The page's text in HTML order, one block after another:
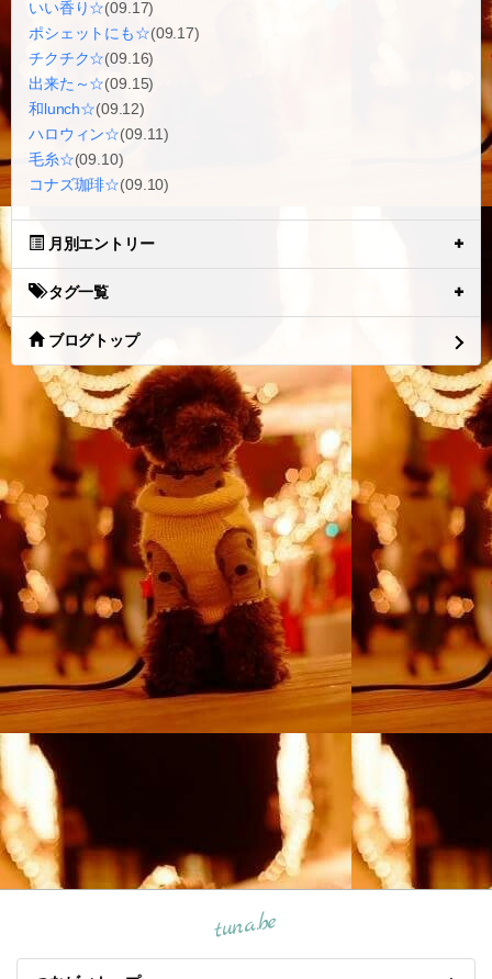
いい香り☆(09.17)
ポシェットにも☆(09.17)
チクチク☆(09.16)
出来た～☆(09.15)
和lunch☆(09.12)
ハロウィン☆(09.11)
毛糸☆(09.10)
コナズ珈琲☆(09.10)
月別エントリー
タグ一覧
ブログトップ
tuna.be